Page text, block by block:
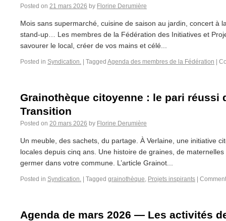
Posted on 21 mars 2026 by Florine Derumière
Mois sans supermarché, cuisine de saison au jardin, concert à
stand-up… Les membres de la Fédération des Initiatives et
savourer le local, créer de vos mains et célé...
Posted in Syndication. Tagged Agenda des membres de la Fédération
Grainothèque citoyenne : le pari réussi
Transition
Posted on 20 mars 2026 by Florine Derumière
Un meuble, des sachets, du partage. À Verlaine, une initiative
locales depuis cinq ans. Une histoire de graines, de
germer dans votre commune. L’article Grainot...
Posted in Syndication. Tagged grainothèque, Projets inspirants
Agenda de mars 2026 — Les activités